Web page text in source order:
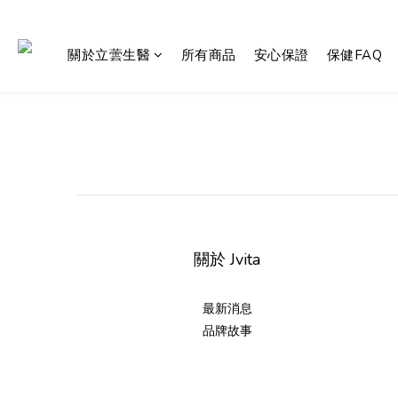
關於立蕓生醫 所有商品 安心保證 保健FAQ
關於 Jvita
最新消息
品牌故事